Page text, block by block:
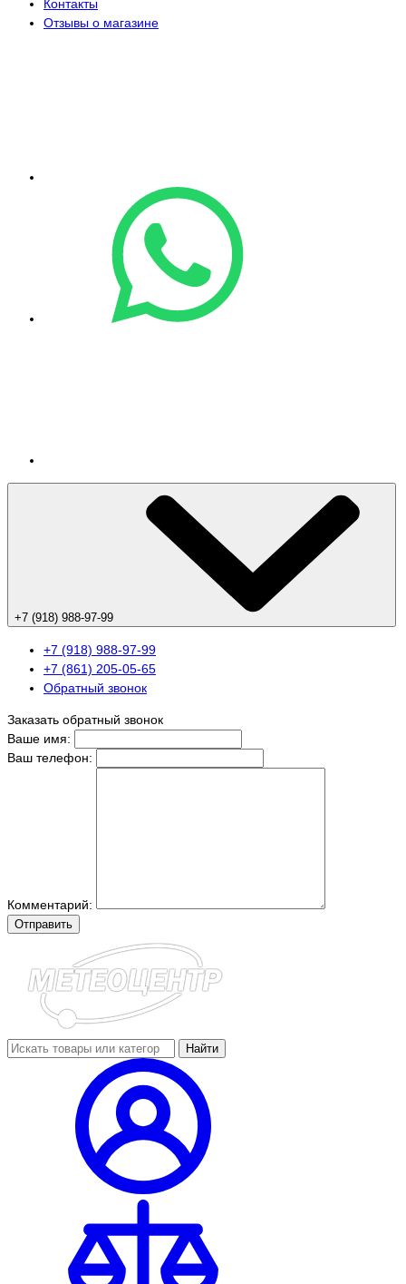
Контакты
Отзывы о магазине
+7 (918) 988-97-99
+7 (918) 988-97-99
+7 (861) 205-05-65
Обратный звонок
Заказать обратный звонок
Ваше имя:
Ваш телефон:
Комментарий:
Отправить
Найти